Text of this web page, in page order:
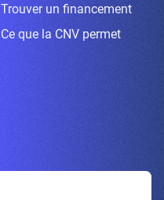
Trouver un financement
Ce que la CNV permet